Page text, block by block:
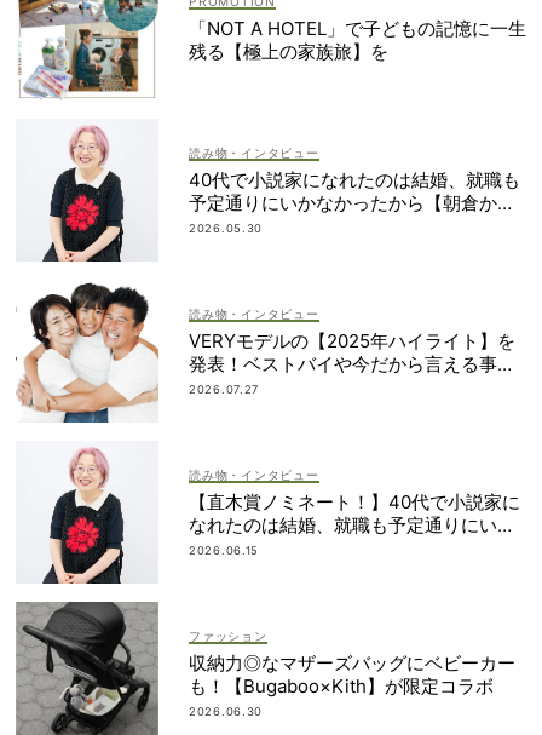
「NOT A HOTEL」で子どもの記憶に一生
残る【極上の家族旅】を
読み物・インタビュー
40代で小説家になれたのは結婚、就職も
予定通りにいかなかったから【朝倉かす
みさん】
2026.05.30
読み物・インタビュー
VERYモデルの【2025年ハイライト】を
発表！ベストバイや今だから言える事件
簿も大公開
2026.07.27
読み物・インタビュー
【直木賞ノミネート！】40代で小説家に
なれたのは結婚、就職も予定通りにいか
なかったから｜朝倉かすみさん
2026.06.15
ファッション
収納力◎なマザーズバッグにベビーカー
も！【Bugaboo×Kith】が限定コラボ
2026.06.30